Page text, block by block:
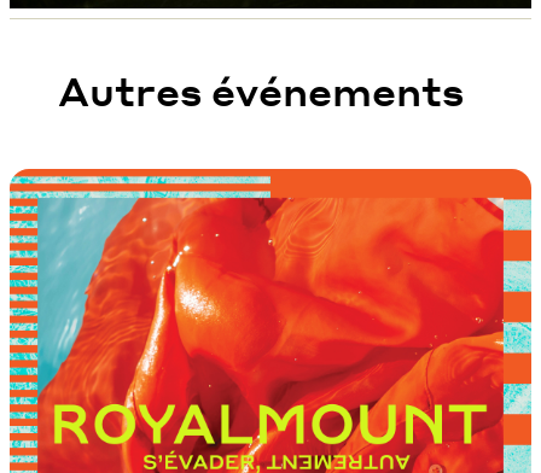
Autres événements